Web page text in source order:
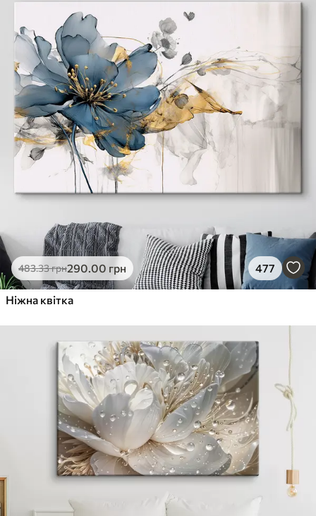
483.33грн290.00 грн 477
Ніжна квітка